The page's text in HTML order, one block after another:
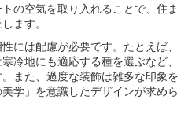
の空気を取り入れることで、住ま
ます。
には配慮が必要です。たとえば、
冷地にも適応する種を選ぶなど、
また、過度な装飾は雑多な印象を
学」を意識したデザインが求めら